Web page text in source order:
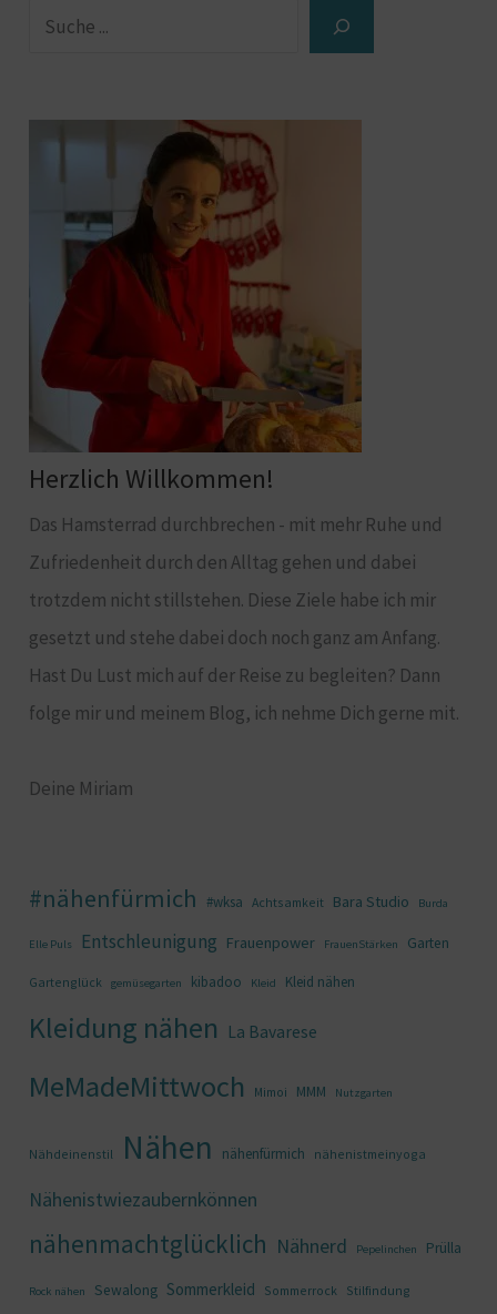
Herzlich Willkommen!
Das Hamsterrad durchbrechen - mit mehr Ruhe und
Zufriedenheit durch den Alltag gehen und dabei
trotzdem nicht stillstehen. Diese Ziele habe ich mir
gesetzt und stehe dabei doch noch ganz am Anfang.
Hast Du Lust mich auf der Reise zu begleiten? Dann
folge mir und meinem Blog, ich nehme Dich gerne mit.
Deine Miriam
#nähenfürmich #wksa Achtsamkeit Bara Studio Burda
Elle Puls Entschleunigung Frauenpower FrauenStärken Garten
Gartenglück gemüsegarten kibadoo Kleid Kleid nähen
Kleidung nähen La Bavarese
MeMadeMittwoch Mimoi MMM Nutzgarten
Nähdeinenstil Nähen nähenfürmich nähenistmeinyoga
Nähenistwiezaubernkönnen
nähenmachtglücklich Nähnerd Pepelinchen Prülla
Rock nähen Sewalong Sommerkleid Sommerrock Stilfindung